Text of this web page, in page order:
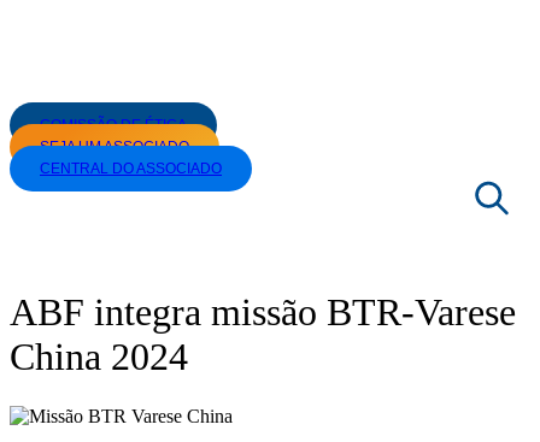
COMISSÃO DE ÉTICA
SEJA UM ASSOCIADO
CENTRAL DO ASSOCIADO
ABF integra missão BTR-Varese
China 2024